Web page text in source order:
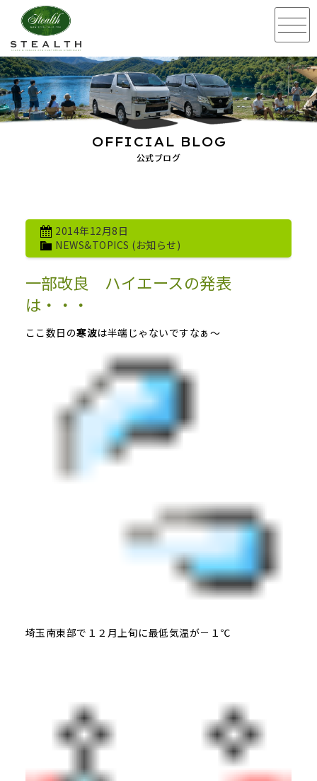
公式ブログ
OFFICIAL BLOG
2014年12月8日
NEWS&TOPICS (お知らせ)
一部改良 ハイエースの発表
は・・・
ここ数日の寒波は半端じゃないですなぁ～
埼玉南東部で１２月上旬に最低気温が－１℃